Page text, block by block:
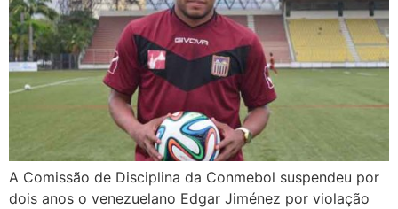
A Comissão de Disciplina da Conmebol suspendeu por
dois anos o venezuelano Edgar Jiménez por violação